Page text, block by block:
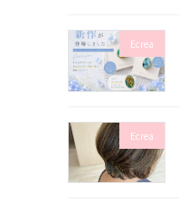
Ecrea
Ecrea